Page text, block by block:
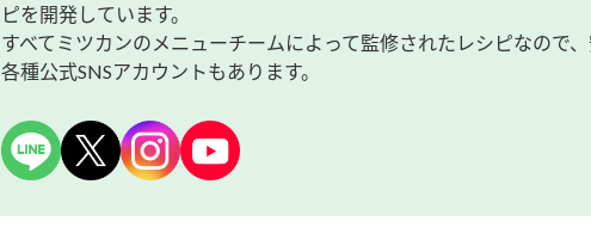
ピを開発しています。
すべてミツカンのメニューチームによって監修されたレシピなので、
各種公式SNSアカウントもあります。